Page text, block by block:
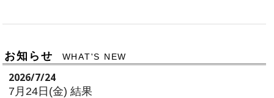
お知らせ WHAT'S NEW
2026/7/24
7月24日(金) 結果